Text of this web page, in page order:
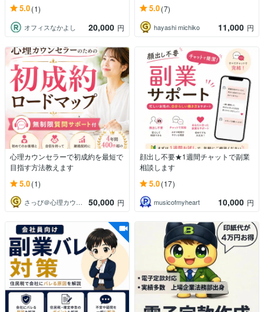
5.0(1)
オフィスなかよし 20,000 円
5.0(7)
hayashi michiko 11,000 円
心理カウンセラーで初成約を最短で
目指す方法教えます
5.0(1)
さっぴ＠心理カウンセラー起業サポート 50,000 円
顔出し不要★1週間チャットで副業
相談します
5.0(17)
musicofmyheart 10,000 円